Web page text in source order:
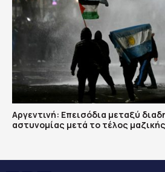
Αργεντινή: Επεισόδια μεταξύ
αστυνομίας μετά το τέλος